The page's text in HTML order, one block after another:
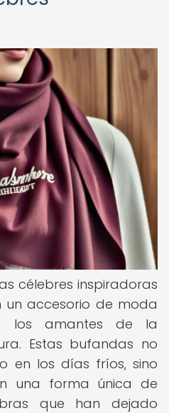
célebres inspiradoras
un accesorio de moda
los amantes de la
Estas bufandas no
en los días fríos, sino
una forma única de
que han dejado